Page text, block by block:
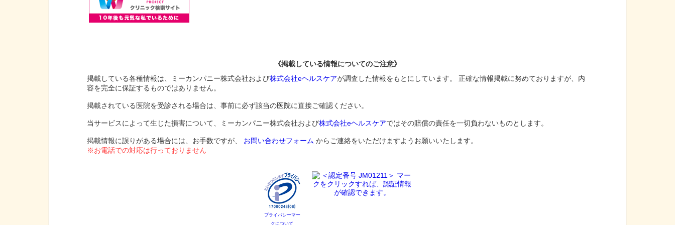
《掲載している情報についてのご注意》
掲載している各種情報は、ミーカンパニー株式会社および株式会社eヘルスケアが調査した情報をもとにしています。 正確な情報掲載に努めておりますが、内
容を完全に保証するものではありません。
掲載されている医院を受診される場合は、事前に必ず該当の医院に直接ご確認ください。
当サービスによって生じた損害について、ミーカンパニー株式会社および株式会社eヘルスケアではその賠償の責任を一切負わないものとします。
掲載情報に誤りがある場合には、お手数ですが、 お問い合わせフォーム からご連絡をいただけますようお願いいたします。
※お電話での対応は行っておりません
プライバシーマー
クについて